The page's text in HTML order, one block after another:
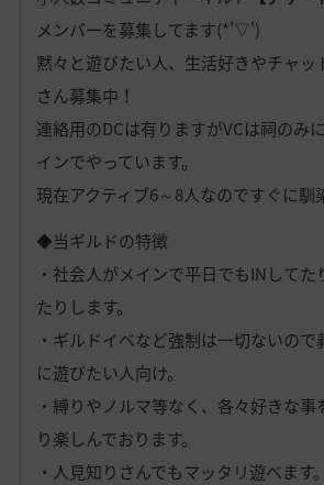
メンバーを募集してます(*'▽')
黙々と遊びたい人、生活好きやチャッ
さん募集中！
連絡用のDCは有りますがVCは祠のみ
インでやっています。
現在アクティブ6～8人なのですぐに馴
◆当ギルドの特徴
・社会人がメインで平日でもINしてた
たりします。
・ギルドイベなど強制は一切ないの
に遊びたい人向け。
・縛りやノルマ等なく、各々好きな
り楽しんでおります。
・人見知りさんでもマッタリ遊べます。